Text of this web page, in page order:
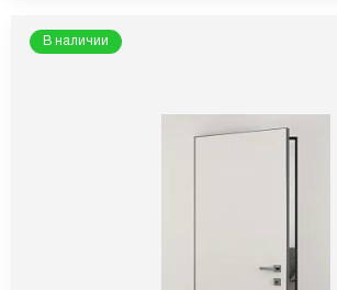
В наличии